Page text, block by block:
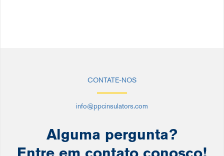
CONTATE-NOS
info@ppcinsulators.com
Alguma pergunta?